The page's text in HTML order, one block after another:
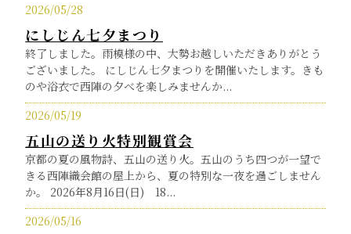
2026/05/28
にしじん七夕まつり
終了しました。雨模様の中、大勢お越しいただきありがとう
ございました。 にしじん七夕まつりを開催いたします。きも
のや浴衣で西陣の夕べを楽しみませんか...
2026/05/19
五山の送り火特別観賞会
京都の夏の風物詩、五山の送り火。五山のうち四つが一望で
きる西陣織会館の屋上から、夏の特別な一夜を過ごしません
か。 2026年8月16日(日) 18...
2026/05/16